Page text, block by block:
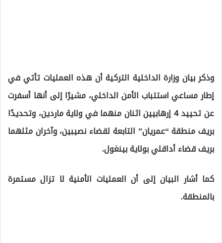
وذكر بيان وزارة الداخلية التركية أن هذه العمليات تأتي في
إطار مساعي استتباب الأمن الداخلي، مشيرًا إلى أنها أسفرت
عن تحييد 4 إرهابيين اثنان منهما في ولاية ماردين، وتحديدًا
بريف منطقة “عمريان” التابعة لقضاء نصيبين، وآخران مثلهما
بريف قضاء أداقلي بولاية بينغول.
كما أشار البيان إلى أن العمليات الأمنية لا تزال مستمرة
بالمنطقة.